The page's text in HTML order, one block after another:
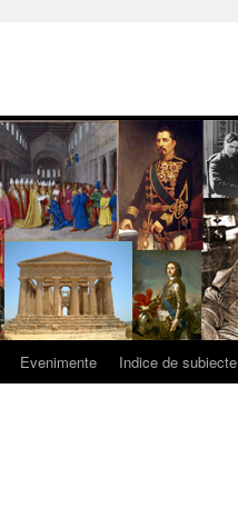
Evenimente Indice de subiecte